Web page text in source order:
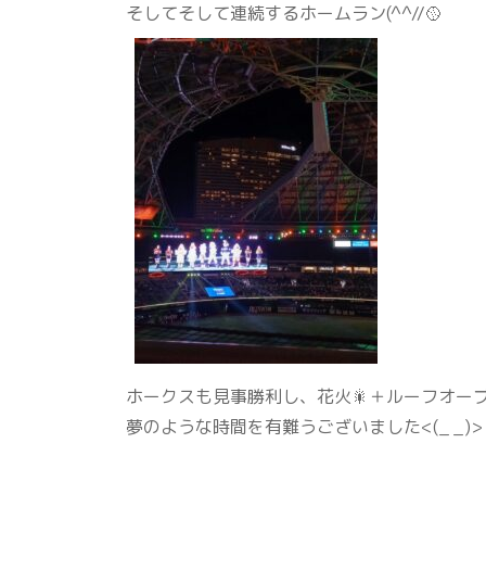
そしてそして連続するホームラン(^^//🥎
ホークスも見事勝利し、花火🎇＋ルーフオー
夢のような時間を有難うございました<(_ _)>